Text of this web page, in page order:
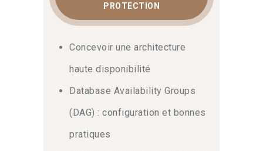
PROTECTION
Concevoir une architecture
haute disponibilité
Database Availability Groups
(DAG) : configuration et bonnes
pratiques